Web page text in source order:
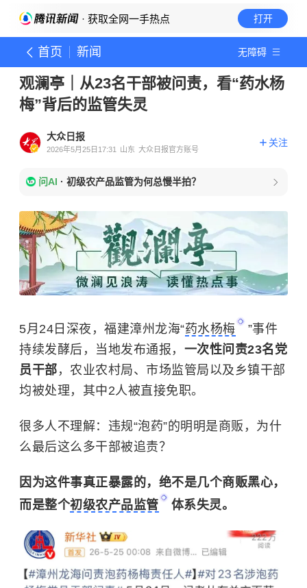
· 获取全网一手热点 打开
首页 新闻 无障碍
观澜亭｜从23名干部被问责，看“药水杨
梅”背后的监管失灵
大众日报
2026年5月25日17:31 山东 大众日报官方账号
关注
问AI · 初级农产品监管为何总慢半拍？
5月24日深夜，福建漳州龙海“药水杨梅
”事件
持续发酵后，当地发布通报， 一次性问责23名党
员干部 ，农业农村局、市场监管局以及乡镇干部
均被处理，其中2人被直接免职。
很多人不理解：违规“泡药”的明明是商贩，为什
么最后这么多干部被追责？
因为这件事真正暴露的，绝不是几个商贩黑心，
而是整个初级农产品监管 体系失灵。